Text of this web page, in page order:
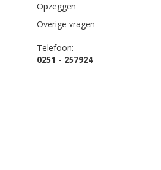
Opzeggen
Overige vragen
Telefoon:
0251 - 257924